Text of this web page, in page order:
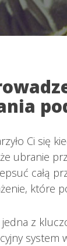
Ci się
że ubranie
całą
które
z
system